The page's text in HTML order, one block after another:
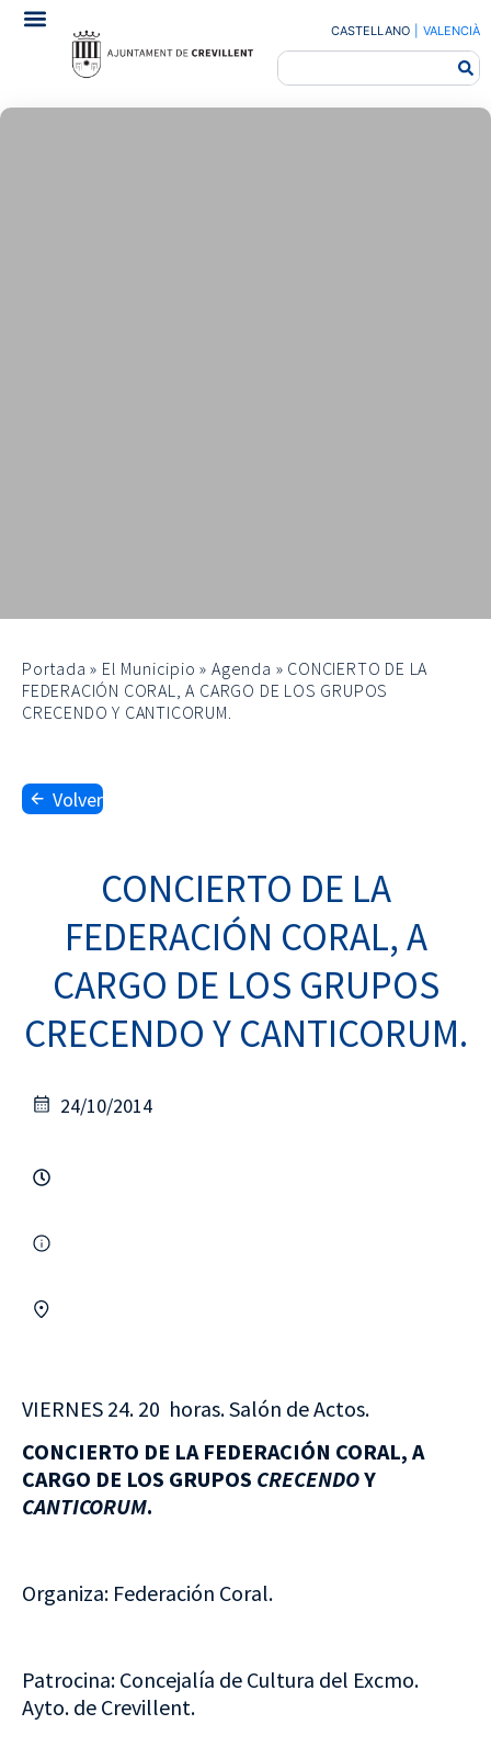
CASTELLANO VALENCIÀ
Portada » El Municipio »Agenda » CONCIERTO DE LA
FEDERACIÓN CORAL, A CARGO DE LOS GRUPOS
CRECENDO Y CANTICORUM.
Volver
CONCIERTO DE LA
FEDERACIÓN CORAL, A
CARGO DE LOS GRUPOS
CRECENDO Y CANTICORUM.
24/10/2014
VIERNES 24. 20 horas. Salón de Actos.
CONCIERTO DE LA FEDERACIÓN CORAL, A
CARGO DE LOS GRUPOS CRECENDOY
CANTICORUM.
Organiza: Federación Coral.
Patrocina: Concejalía de Cultura del Excmo.
Ayto. de Crevillent.